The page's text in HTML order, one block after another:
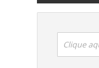
Clique